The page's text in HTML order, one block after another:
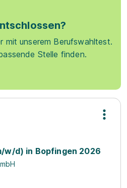
mit unserem Berufswahltest.
Stelle finden.
w/d) in Bopfingen 2026